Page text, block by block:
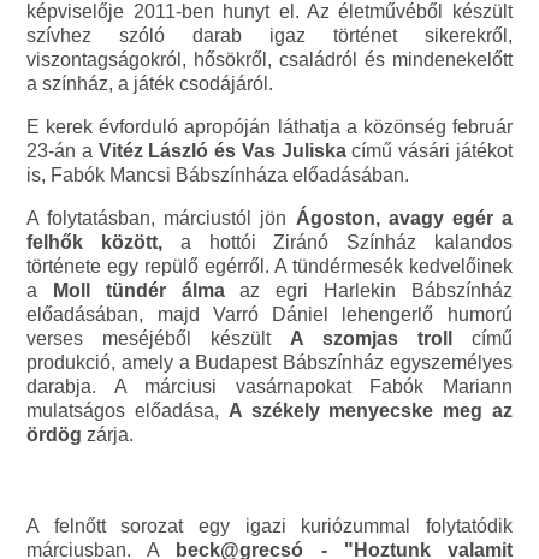
képviselője 2011-ben hunyt el. Az életművéből készült
szívhez szóló darab igaz történet sikerekről,
viszontagságokról, hősökről, családról és mindenekelőtt
a színház, a játék csodájáról.
E kerek évforduló apropóján láthatja a közönség február
23-án a Vitéz László és Vas Juliskacímű vásári játékot
is, Fabók Mancsi Bábszínháza előadásában.
A folytatásban, márciustól jön Ágoston, avagy egér a
felhők között, a hottói Ziránó Színház kalandos
története egy repülő egérről. A tündérmesék kedvelőinek
a Moll tündér álmaaz egri Harlekin Bábszínház
előadásában, majd Varró Dániel lehengerlő humorú
verses meséjéből készült A szomjas troll
című
produkció, amely a Budapest Bábszínház egyszemélyes
darabja. A márciusi vasárnapokat Fabók Mariann
mulatságos előadása, A székely menyecske meg az
ördög zárja.
A felnőtt sorozat egy igazi kuriózummal folytatódik
márciusban. A
beck@grecsó - "Hoztunk valamit